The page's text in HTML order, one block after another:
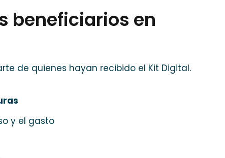
beneficiarios en
de quienes hayan recibido el Kit Digital.
y el gasto